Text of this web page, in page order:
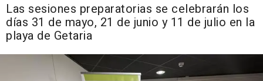
Las sesiones preparatorias se celebrarán los
días 31 de mayo, 21 de junio y 11 de julio en la
playa de Getaria